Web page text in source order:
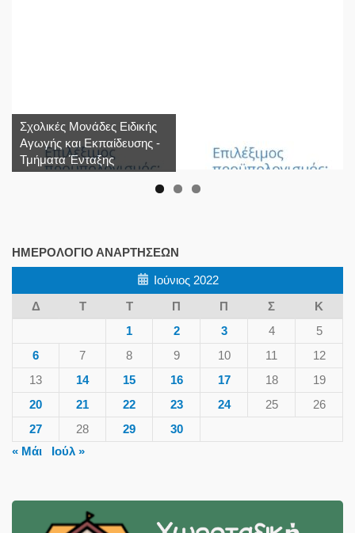
Σχολικές Μονάδες Ειδικής
Αγωγής και Εκπαίδευσης -
Τμήματα Ένταξης
ΗΜΕΡΟΛΌΓΙΟ ΑΝΑΡΤΉΣΕΩΝ
Ιούνιος 2022
Δ
Τ Τ Π Π Σ
Κ
1
2 3 4
5
6
7 8 9 10 11
12
13
14 15 16 17 18
19
20
21 22 23 24 25
26
27
28 29
30
« Μάι
Ιούλ »